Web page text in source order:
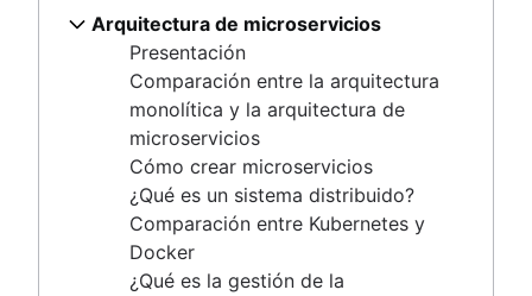
Comparación entre Kubernetes y Docker
¿Qué es la gestión de la configuración?
Cómo controlar la expansión del software
Velocidad negativa: cómo elevar el límite de
complejidad
Herramientas de gestión de la configuración
SOA frente a microservicios
Herramientas de microservicios
¿Qué es Docker? Tu guía sobre la
contenedorización [2024]
Arquitectura de microservicios
Presentación
Comparación entre la arquitectura
monolítica y la arquitectura de
microservicios
Cómo crear microservicios
¿Qué es un sistema distribuido?
Comparación entre Kubernetes y
Docker
¿Qué es la gestión de la